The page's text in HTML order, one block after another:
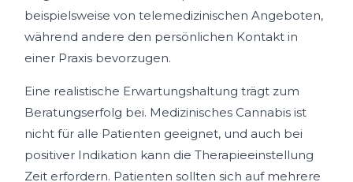
beispielsweise von telemedizinischen Angeboten,
während andere den persönlichen Kontakt in
einer Praxis bevorzugen.
Eine realistische Erwartungshaltung trägt zum
Beratungserfolg bei. Medizinisches Cannabis ist
nicht für alle Patienten geeignet, und auch bei
positiver Indikation kann die Therapieeinstellung
Zeit erfordern. Patienten sollten sich auf mehrere